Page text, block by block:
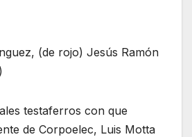
(de rojo) Jesús Ramón
testaferros con que
de Corpoelec, Luis Motta